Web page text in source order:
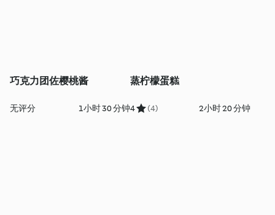
巧克力团佐樱桃酱
无评分 1小时 30 分钟
蒸柠檬蛋糕
4 (4) 2小时 20 分钟